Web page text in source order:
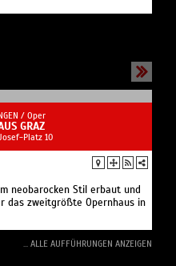
neobarocken Stil erbaut und
... ALLE AUFFÜHRUNGEN ANZEIGEN
/Konzert
Platz 10
... ALLE KONZERTE ANZEIGEN